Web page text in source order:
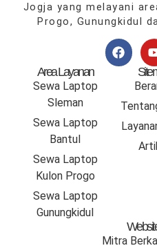
Jogja yang melayani
Progo, Gunungkidul
Area Layanan
Sewa Laptop
Sleman
Sewa Laptop
Bantul
Sewa Laptop
Kulon Progo
Sewa Laptop
Gunungkidul
Mitra